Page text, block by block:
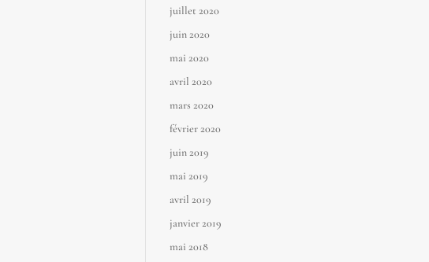
juillet 2020
juin 2020
mai 2020
avril 2020
mars 2020
février 2020
juin 2019
mai 2019
avril 2019
janvier 2019
mai 2018